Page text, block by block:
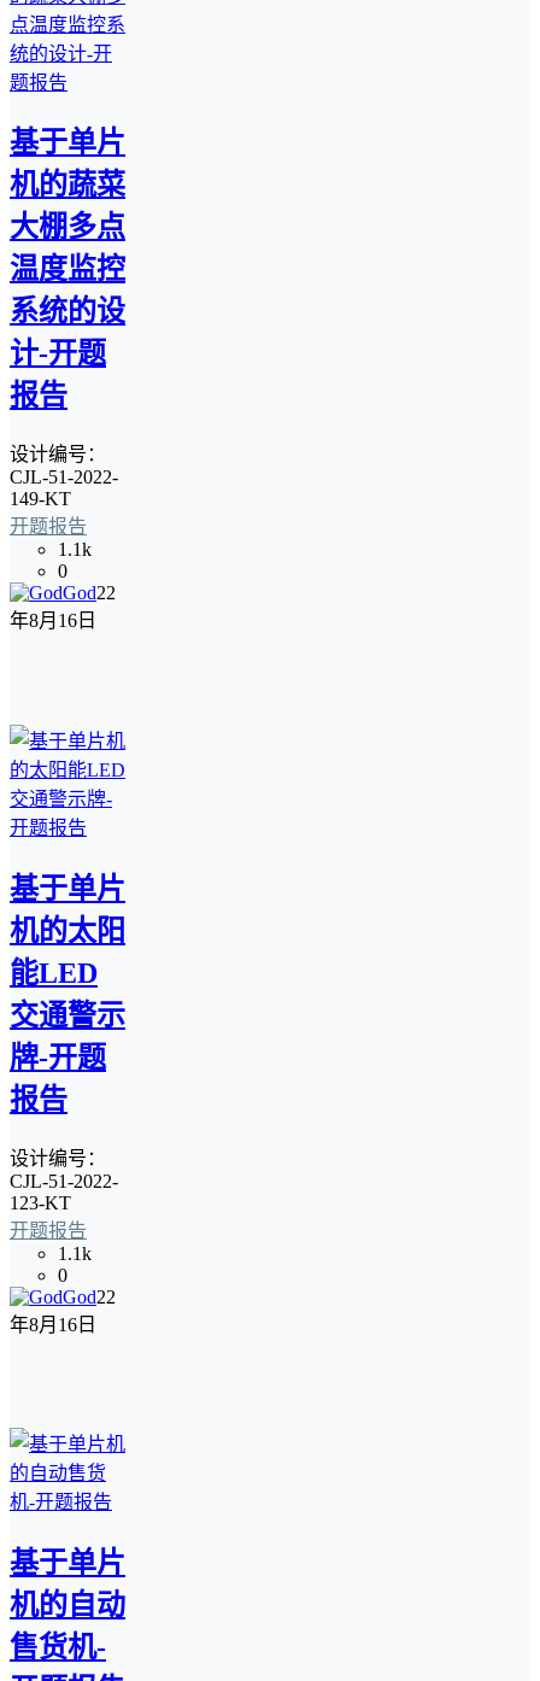
基于单片
机的蔬菜
大棚多点
温度监控
系统的设
计-开题
报告
设计编号：
CJL-51-2022-
149-KT
开题报告
1.1k
0
God22
年8月16日
基于单片
机的太阳
能LED
交通警示
牌-开题
报告
设计编号：
CJL-51-2022-
123-KT
开题报告
1.1k
0
God22
年8月16日
基于单片
机的自动
售货机-